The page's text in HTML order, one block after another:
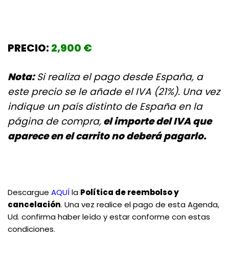
PRECIO: 2,900 €
Nota:Si realiza el pago desde España, a
este precio se le añade el IVA (21%). Una vez
indique un país distinto de España en la
página de compra,el importe del IVA que
aparece en el carrito no deberá pagarlo.
Descargue AQUÍla Política de reembolso y
cancelación. Una vez realice el pago de esta Agenda,
Ud. confirma haber leído y estar conforme con estas
condiciones.